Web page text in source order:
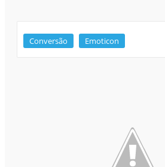
Conversão Emoticon